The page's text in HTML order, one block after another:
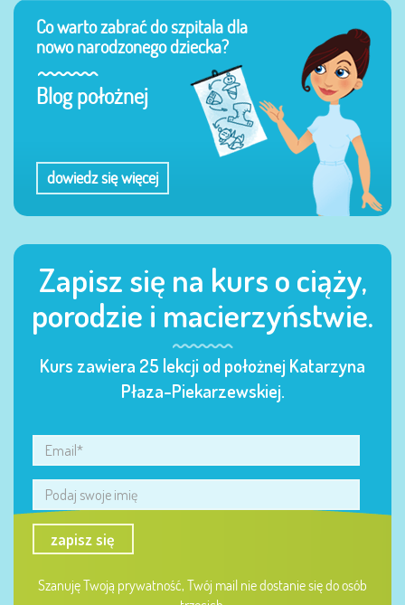
Co warto zabrać do szpitala dla
nowo narodzonego dziecka?
Blog położnej
dowiedz się więcej
Zapisz się na kurs o ciąży,
porodzie i macierzyństwie.
Kurs zawiera 25 lekcji od położnej Katarzyna
Płaza-Piekarzewskiej.
zapisz się
Szanuję Twoją prywatność, Twój mail nie dostanie się do osób